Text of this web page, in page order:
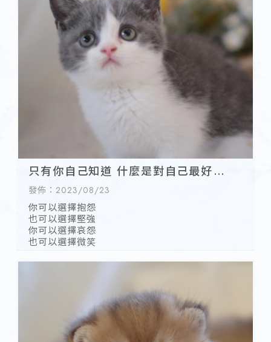
只有你自己知道 什麼是對自己最好的選
擇
發佈：2023/08/23
你可以選擇抱怨
也可以選擇堅強
你可以選擇哀怨
也可以選擇微笑